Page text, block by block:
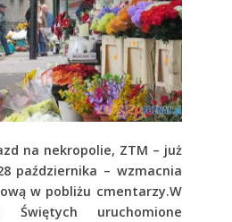
na nekropolie, ZTM – już
października – wzmacnia
w pobliżu cmentarzy.W
Świętych uruchomione